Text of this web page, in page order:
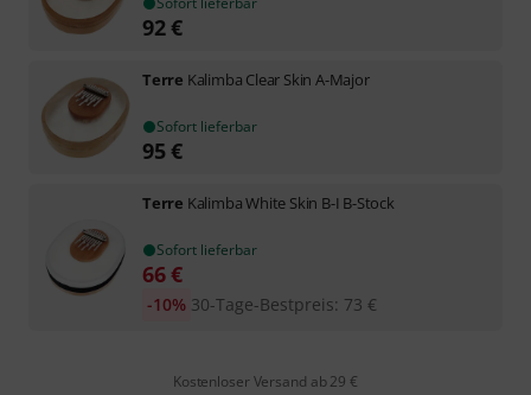
92€
Terre Kalimba Clear Skin A-Major
Sofort lieferbar
95€
Terre Kalimba White Skin B-I B-Stock
Sofort lieferbar
66€
30-Tage-Bestpreis: 73 €
-10%
Kostenloser Versand ab 29 €